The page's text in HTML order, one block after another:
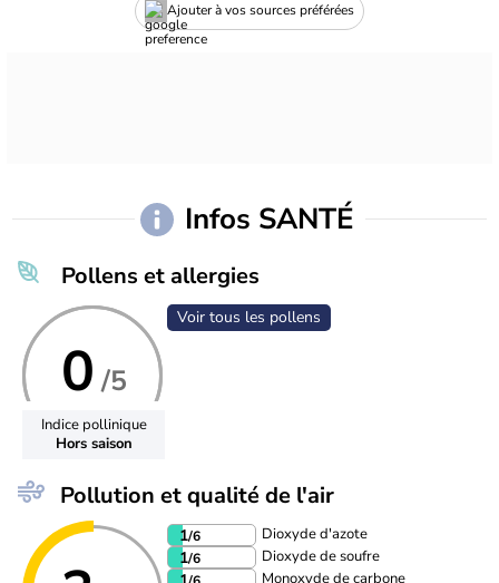
Ajouter à vos sources préférées
Infos SANTÉ
Pollens et allergies
0 /5
Indice pollinique
Hors saison
Voir tous les pollens
Pollution et qualité de l'air
1/6 Dioxyde d'azote
1/6 Dioxyde de soufre
Monoxyde de carbone